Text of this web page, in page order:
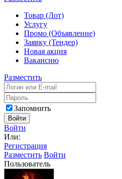
Товар (Лот)
Услугу
Промо (Объявление)
Заявку (Тендер)
Новая акция
Вакансию
Разместить
Запомнить
Войти
Войти
Или:
Регистрация
Разместить Войти
Пользователь